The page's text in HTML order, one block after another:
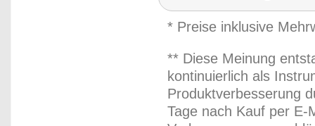
* Preise inklusive
** Diese Meinung
kontinuierlich als
Produktverbesserung
Tage nach Kauf per E-